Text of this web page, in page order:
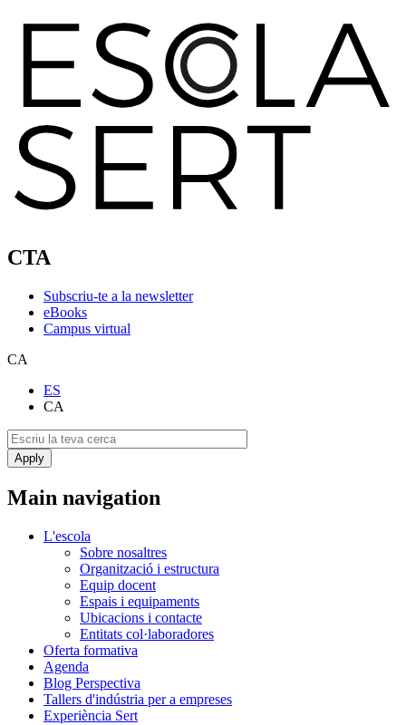
CTA
Subscriu-te a la newsletter
eBooks
Campus virtual
CA
ES
CA
Main navigation
L'escola
Sobre nosaltres
Organització i estructura
Equip docent
Espais i equipaments
Ubicacions i contacte
Entitats col·laboradores
Oferta formativa
Agenda
Blog Perspectiva
Tallers d'indústria per a empreses
Experiència Sert